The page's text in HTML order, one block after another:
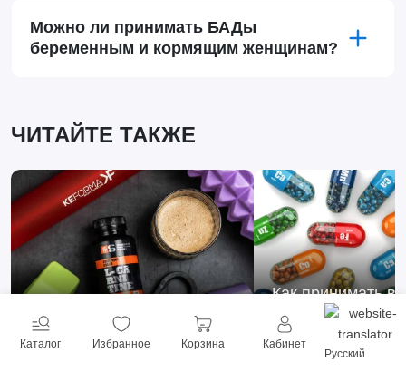
Можно ли принимать БАДы
беременным и кормящим женщинам?
ЧИТАЙТЕ ТАКЖЕ
Л карнитин польза и вред
Как принимать
минералы?
Каталог Избранное Корзина Кабинет
Русский